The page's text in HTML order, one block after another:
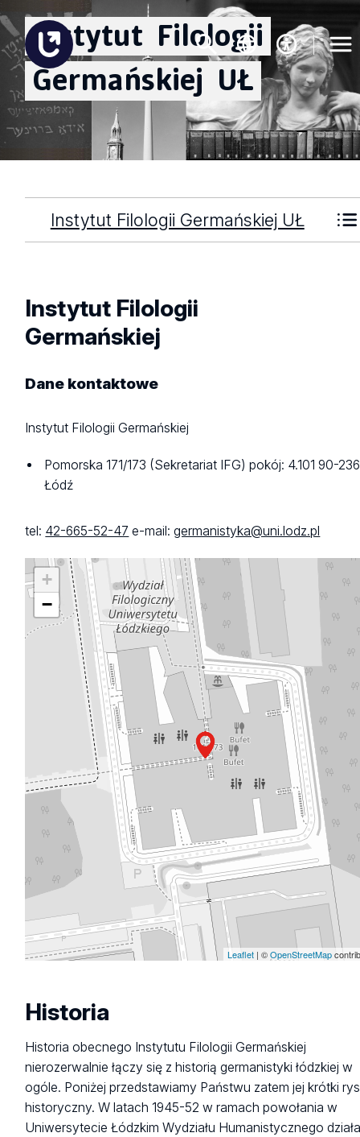
Instytut Filologii
Germańskiej UŁ
Instytut Filologii Germańskiej UŁ
Instytut Filologii
Germańskiej
Dane kontaktowe
Instytut Filologii Germańskiej
Pomorska 171/173 (Sekretariat IFG)pokój: 4.10190-236
Łódź
tel: 42-665-52-47 e-mail:germanistyka@uni.lodz.pl
+
−
Leaflet | ©OpenStreetMap
Historia
Historia obecnego Instytutu Filologii Germańskiej
nierozerwalnie łączy się z historią germanistyki łódzkiej w
ogóle. Poniżej przedstawiamy Państwu zatem jej krótki rys
historyczny. W latach 1945-52 w ramach powołania w
Uniwersytecie Łódzkim Wydziału Humanistycznego